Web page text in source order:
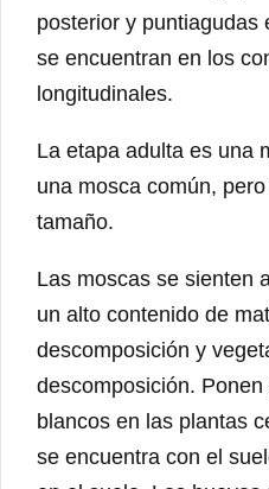
posterior y puntiagudas
se encuentran en los
longitudinales.
La etapa adulta es una
una mosca común,
tamaño.
Las moscas se sienten
un alto contenido de
descomposición y
descomposición.
blancos en las plantas
se encuentra con el